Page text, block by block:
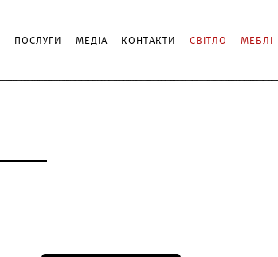
ПОСЛУГИ МЕДІА КОНТАКТИ СВІТЛО МЕБЛІ